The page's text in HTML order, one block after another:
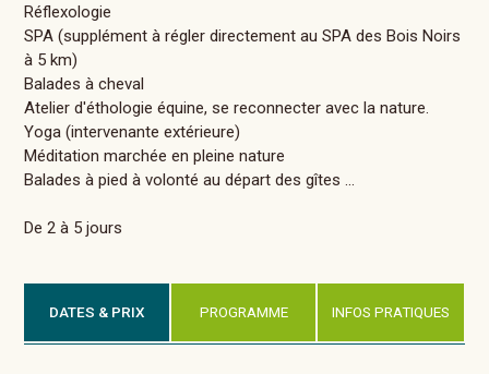
Réflexologie
SPA (supplément à régler directement au SPA des Bois Noirs
à 5 km)
Balades à cheval
Atelier d'éthologie équine, se reconnecter avec la nature.
Yoga (intervenante extérieure)
Méditation marchée en pleine nature
Balades à pied à volonté au départ des gîtes ...
De 2 à 5 jours
DATES & PRIX PROGRAMME INFOS PRATIQUES